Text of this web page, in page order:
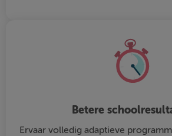
Betere
Ervaar volledig adaptieve